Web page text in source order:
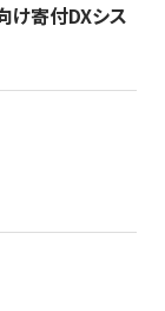
け寄付DXシス